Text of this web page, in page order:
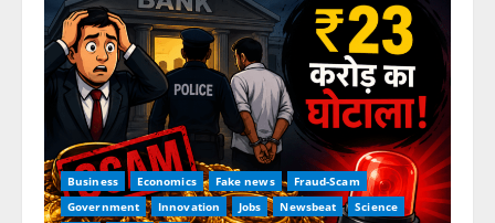
Business Economics Fake news
Fraud-Scam
Government
Innovation Jobs Newsbeat
Science